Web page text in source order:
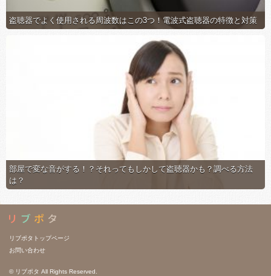
盗聴器でよく使用される周波数はこの3つ！電波式盗聴器の特徴と対策
部屋で変な音がする！？それってもしかして盗聴器かも？調べる方法
は？
リブポタトップページ
お問い合わせ
© リブポタ All Rights Reserved.